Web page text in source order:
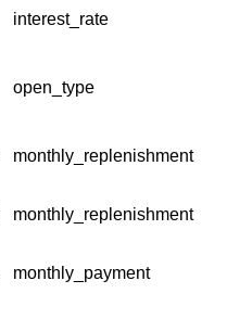
interest_rate
open_type
monthly_replenishment
monthly_replenishment
monthly_payment